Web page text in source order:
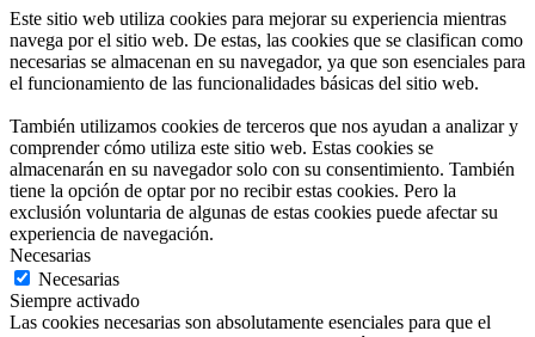
Este sitio web utiliza cookies para mejorar su experiencia mientras
navega por el sitio web. De estas, las cookies que se clasifican como
necesarias se almacenan en su navegador, ya que son esenciales para
el funcionamiento de las funcionalidades básicas del sitio web.
También utilizamos cookies de terceros que nos ayudan a analizar y
comprender cómo utiliza este sitio web. Estas cookies se
almacenarán en su navegador solo con su consentimiento. También
tiene la opción de optar por no recibir estas cookies. Pero la
exclusión voluntaria de algunas de estas cookies puede afectar su
experiencia de navegación.
Necesarias
Necesarias
Siempre activado
Las cookies necesarias son absolutamente esenciales para que el